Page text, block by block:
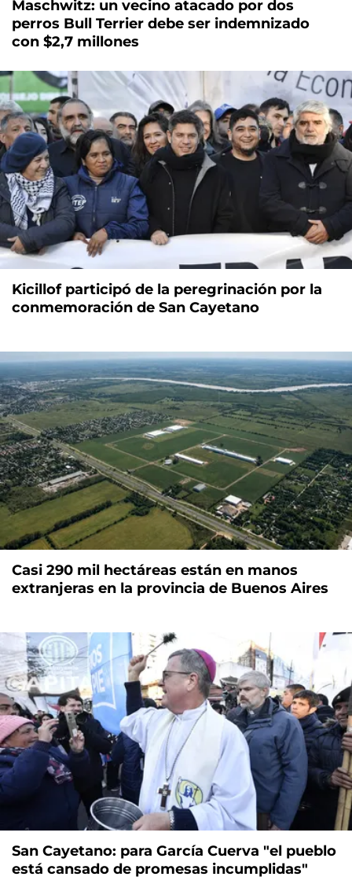
Maschwitz: un vecino atacado por dos
perros Bull Terrier debe ser indemnizado
con $2,7 millones
Kicillof participó de la peregrinación por la
conmemoración de San Cayetano
Casi 290 mil hectáreas están en manos
extranjeras en la provincia de Buenos Aires
San Cayetano: para García Cuerva "el pueblo
está cansado de promesas incumplidas"